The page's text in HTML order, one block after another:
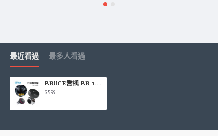
最近看過 最多人看過
BRUCE喬楀 BR-198630 方向盤轉輪-加大底座(黑/黑紅)
$599